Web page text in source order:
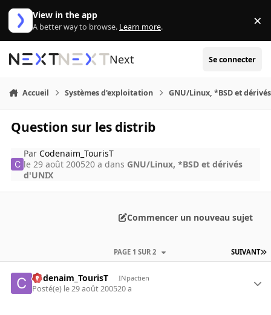
Aller au contenu
View in the app
A better way to browse. Learn more. ×
Next Se connecter
Accueil Systèmes d'exploitation GNU/Linux, *BSD et
Question sur les distrib
ParCodenaim_TourisT
le 29 août 200520 a dans GNU/Linux, *BSD et dérivés
d'UNIX
Commencer un nouveau sujet
SUIVANT
PAGE 1 SUR 2
Codenaim_TourisT INpactien
Posté(e) le 29 août 200520 a